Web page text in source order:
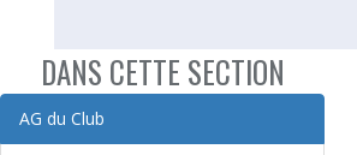
DANS CETTE SECTION
AG du Club